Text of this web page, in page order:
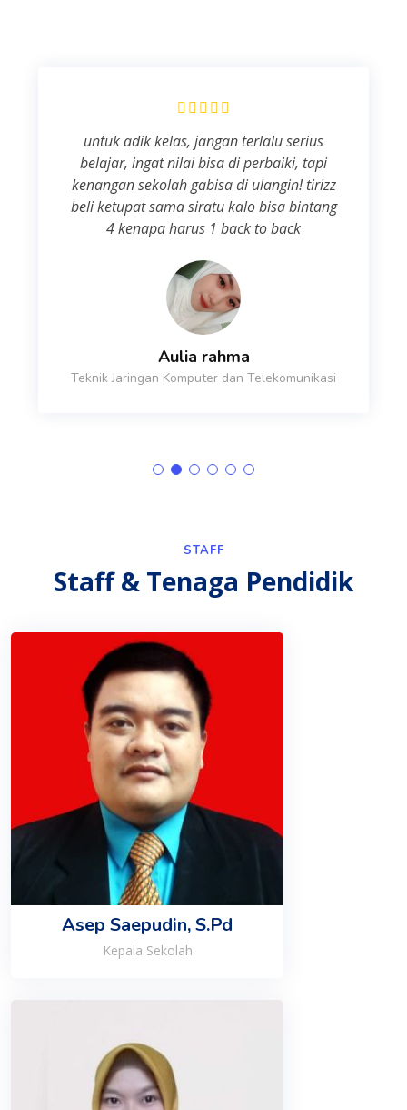
untuk adik kelas, jangan terlalu serius
belajar, ingat nilai bisa di perbaiki, tapi
kenangan sekolah gabisa di ulangin! tirizz
beli ketupat sama siratu kalo bisa bintang
4 kenapa harus 1 back to back
Aulia rahma
Teknik Jaringan Komputer dan Telekomunikasi
STAFF
Staff & Tenaga Pendidik
Asep Saepudin, S.Pd
Kepala Sekolah